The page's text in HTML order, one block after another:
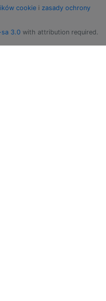
cookie i zasady ochrony
3.0 with attribution required.